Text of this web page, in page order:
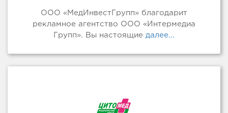
ООО «МедИнвестГрупп» благодарит
рекламное агентство ООО «Интермедиа
Групп». Вы настоящие далее...